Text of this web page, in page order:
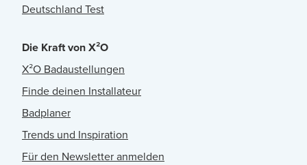
Deutschland Test
Die Kraft von X²O
X²O Badaustellungen
Finde deinen Installateur
Badplaner
Trends und Inspiration
Für den Newsletter anmelden